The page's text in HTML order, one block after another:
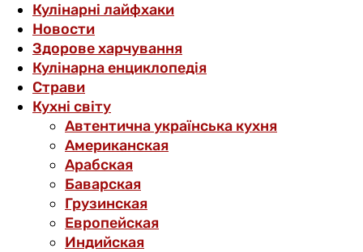
Кулінарні лайфхаки
Новости
Здорове харчування
Кулінарна енциклопедія
Страви
Кухні світу
Автентична українська кухня
Американская
Арабская
Баварская
Грузинская
Европейская
Индийская